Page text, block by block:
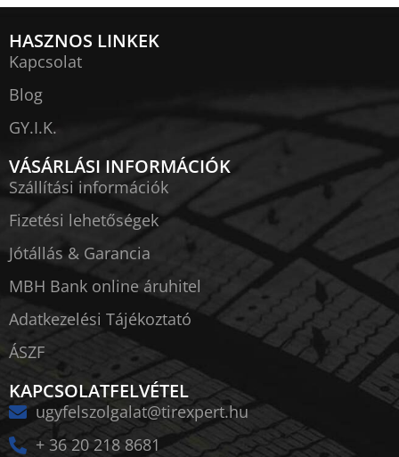
HASZNOS LINKEK
Kapcsolat
Blog
GY.I.K.
VÁSÁRLÁSI INFORMÁCIÓK
Szállítási információk
Fizetési lehetőségek
Jótállás & Garancia
MBH Bank online áruhitel
Adatkezelési Tájékoztató
ÁSZF
KAPCSOLATFELVÉTEL
ugyfelszolgalat@tirexpert.hu
+ 36 20 218 8681